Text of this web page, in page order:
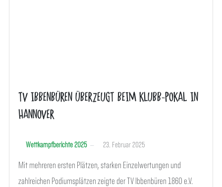
TV IBBENBÜREN ÜBERZEUGT BEIM KLUBB-POKAL IN
HANNOVER
Wettkampfberichte 2025 23. Februar 2025
Mit mehreren ersten Plätzen, starken Einzelwertungen und
zahlreichen Podiumsplätzen zeigte der TV Ibbenbüren 1860 e.V.